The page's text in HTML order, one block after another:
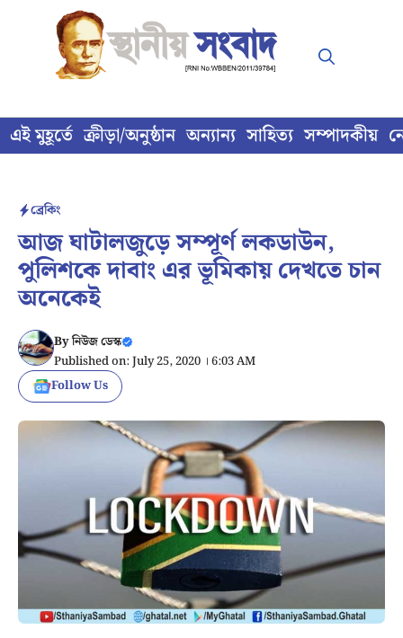
content
এই মুহূর্তে ক্রীড়া/অনুষ্ঠান অন্যান্য সাহিত্য সম্পাদকীয়
ব্রেকিং
আজ ঘাটালজুড়ে সম্পূর্ণ লকডাউন,
পুলিশকে দাবাং এর ভূমিকায় দেখতে চান
অনেকেই
Byনিউজ ডেস্ক
Published on: July 25, 2020 । 6:03 AM
Follow Us